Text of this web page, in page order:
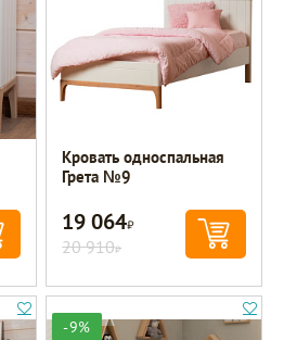
Кровать односпальная
Грета №9
19 064Р
20 910Р
-9%